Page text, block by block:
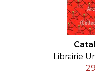
Librairie